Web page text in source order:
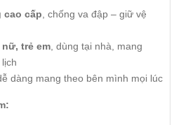
cao cấp , chống va đập – giữ vệ
trẻ em , dùng tại nhà, mang
dễ dàng mang theo bên mình mọi lúc